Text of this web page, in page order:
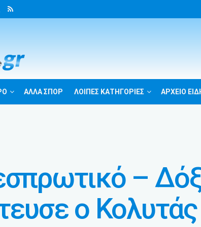
ΑΛΛΑ ΣΠΟΡ ΛΟΙΠΕΣ ΚΑΤΗΓΟΡΙΕΣ ΑΡΧΕΙΟ
–
ο Κολυτάς